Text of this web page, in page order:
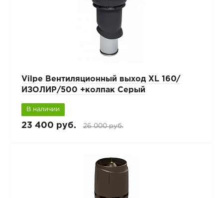
Vilpe Вентиляционный выход XL 160/
ИЗОЛИР/500 +колпак Серый
В наличии
23 400 руб. 26 000 руб.